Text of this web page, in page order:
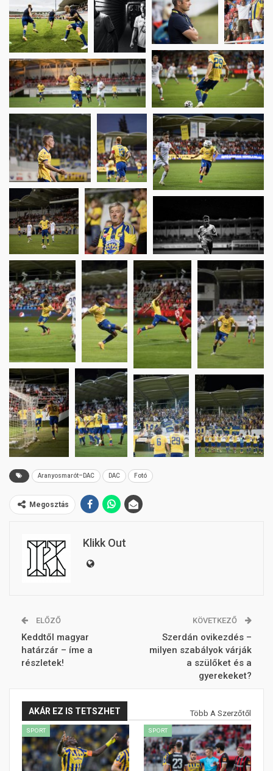
Aranyosmarót–DAC DAC Fotó
Megosztás
Klikk Out
ELŐZŐ
Keddtől magyar
határzár – íme a
részletek!
KÖVETKEZŐ
Szerdán ovikezdés –
milyen szabályok várják
a szülőket és a
gyerekeket?
AKÁR EZ IS TETSZHET Több A Szerzőtől
SPORT SPORT